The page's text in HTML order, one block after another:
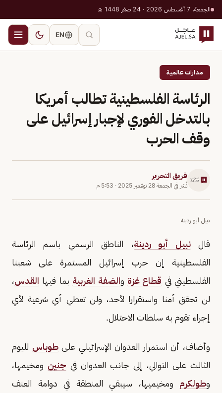
الجمعة، 7 أغسطس 2026 · 24 صفر 1448 هـ
EN
مدارات عالمية
الرئاسة الفلسطينية تطالب أمريكا
بالتدخل الفوري لإجبار إسرائيل على
وقف الحرب
فريق التحرير
نُشر في الجمعة 28 نوفمبر 2025 · 5:53 م
نبيل أبو ردينة
قالنبيل أبو ردينة، الناطق الرسمي باسم الرئاسة
الفلسطينية إن حرب إسرائيل المستمرة على شعبنا
الفلسطيني في قطاع غزة والضفة الغربية بما فيها القدس،
لن تحقق أمنا واستقرارا لأحد، ولن تعطي أي شرعية لأي
إجراء تقوم به سلطات الاحتلال.
وأضاف، أن استمرار العدوان الإسرائيلي علىطوباس لليوم
الثالث على التوالي، إلى جانب العدوان في جنين ومخيمها،
وطولكرم ومخيميها، سيبقي المنطقة في دوامة العنف